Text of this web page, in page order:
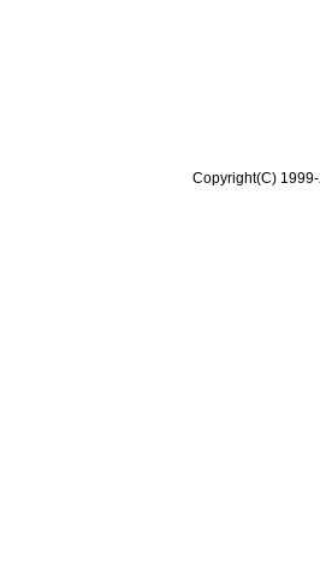
Copyright(C)